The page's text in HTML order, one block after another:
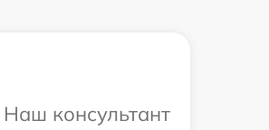
консультант